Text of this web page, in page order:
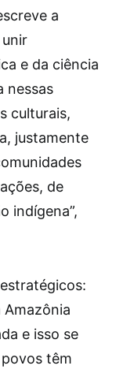
a
e da ciência
nessas
culturais,
justamente
de
indígena”,
Amazônia
e isso se
têm